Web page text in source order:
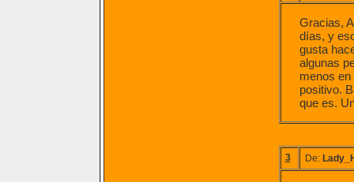
Gracias,
días, y
gusta
algunas
menos
positivo.
que es.
3 De: